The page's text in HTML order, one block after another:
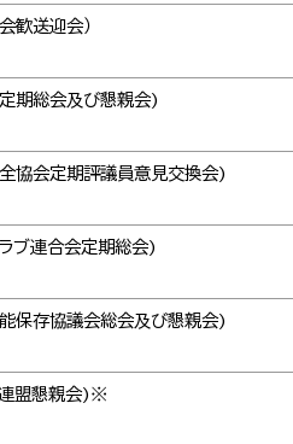
歓送迎会）
期総会及び懇親会)
協会定期評議員意見交換会)
ブ連合会定期総会)
保存協議会総会及び懇親会)
盟懇親会)※